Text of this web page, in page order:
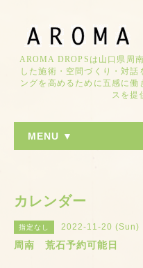
AROMA DROPSは山口県周
した施術・空間づくり・対
ングを高めるために五感に
スを提
MENU ▼
カレンダー
指定なし 2022-11-20 (Sun)
周南 荒石予約可能日